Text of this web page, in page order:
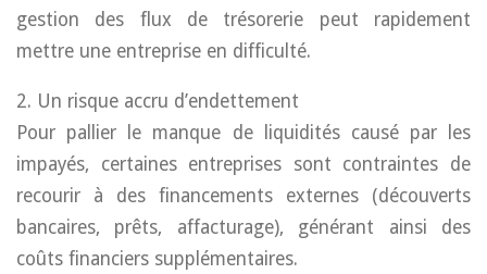
gestion des flux de trésorerie peut rapidement
mettre une entreprise en difficulté.
2. Un risque accru d’endettement
Pour pallier le manque de liquidités causé par les
impayés, certaines entreprises sont contraintes de
recourir à des financements externes (découverts
bancaires, prêts, affacturage), générant ainsi des
coûts financiers supplémentaires.